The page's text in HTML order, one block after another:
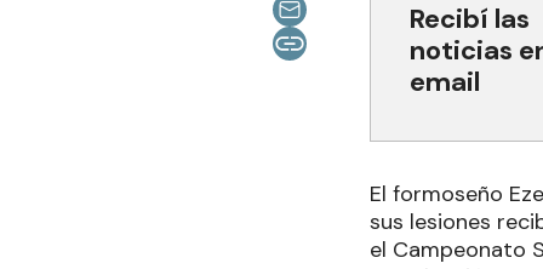
Recibí las
noticias
email
El formoseño
sus lesiones
el Campeonato